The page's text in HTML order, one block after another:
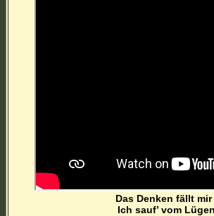
Das Denken fällt mir
Ich sauf’ vom